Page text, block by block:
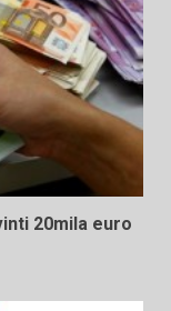
20mila euro